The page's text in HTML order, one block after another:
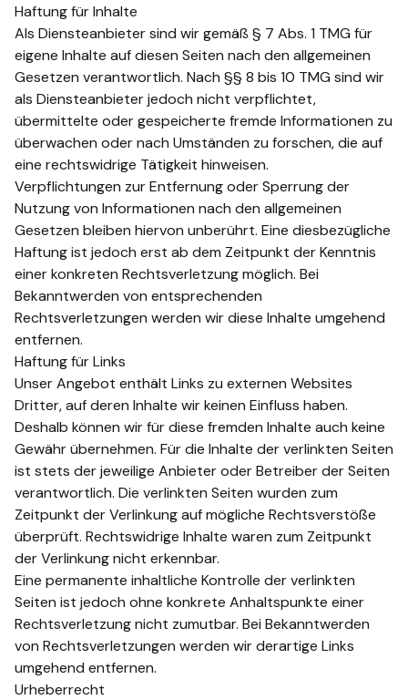
Haftung für Inhalte
Als Diensteanbieter sind wir gemäß § 7 Abs. 1 TMG für
eigene Inhalte auf diesen Seiten nach den allgemeinen
Gesetzen verantwortlich. Nach §§ 8 bis 10 TMG sind wir
als Diensteanbieter jedoch nicht verpflichtet,
übermittelte oder gespeicherte fremde Informationen zu
überwachen oder nach Umständen zu forschen, die auf
eine rechtswidrige Tätigkeit hinweisen.
Verpflichtungen zur Entfernung oder Sperrung der
Nutzung von Informationen nach den allgemeinen
Gesetzen bleiben hiervon unberührt. Eine diesbezügliche
Haftung ist jedoch erst ab dem Zeitpunkt der Kenntnis
einer konkreten Rechtsverletzung möglich. Bei
Bekanntwerden von entsprechenden
Rechtsverletzungen werden wir diese Inhalte umgehend
entfernen.
Haftung für Links
Unser Angebot enthält Links zu externen Websites
Dritter, auf deren Inhalte wir keinen Einfluss haben.
Deshalb können wir für diese fremden Inhalte auch keine
Gewähr übernehmen. Für die Inhalte der verlinkten Seiten
ist stets der jeweilige Anbieter oder Betreiber der Seiten
verantwortlich. Die verlinkten Seiten wurden zum
Zeitpunkt der Verlinkung auf mögliche Rechtsverstöße
überprüft. Rechtswidrige Inhalte waren zum Zeitpunkt
der Verlinkung nicht erkennbar.
Eine permanente inhaltliche Kontrolle der verlinkten
Seiten ist jedoch ohne konkrete Anhaltspunkte einer
Rechtsverletzung nicht zumutbar. Bei Bekanntwerden
von Rechtsverletzungen werden wir derartige Links
umgehend entfernen.
Urheberrecht